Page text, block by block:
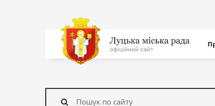
На
головну